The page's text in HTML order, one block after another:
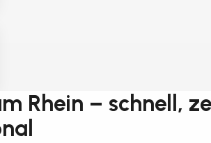
Rhein – schnell,